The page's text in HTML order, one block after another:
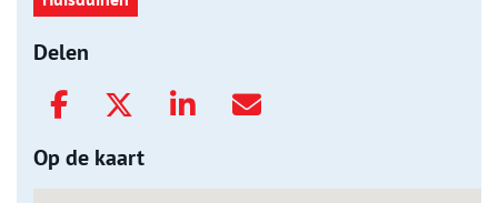
Delen
Op de kaart